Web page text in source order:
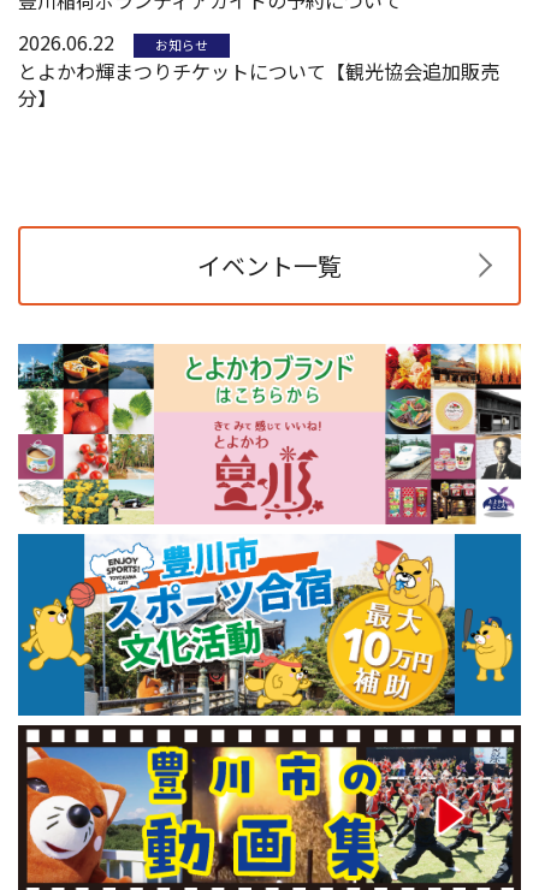
2026.06.22
お知らせ
とよかわ輝まつりチケットについて【観光協会追加販売
分】
イベント一覧